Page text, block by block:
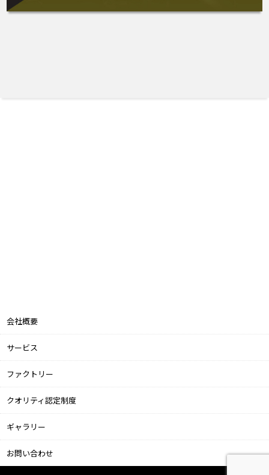
会社概要
サービス
ファクトリー
クオリティ認定制度
ギャラリー
お問い合わせ